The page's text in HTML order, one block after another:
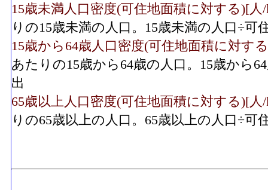
15歳未満人口密度(可住地面積に対する)[人
りの15歳未満の人口。15歳未満の人口÷可
15歳から64歳人口密度(可住地面積に対す
あたりの15歳から64歳の人口。15歳から
出
65歳以上人口密度(可住地面積に対する)[人/
りの65歳以上の人口。65歳以上の人口÷可